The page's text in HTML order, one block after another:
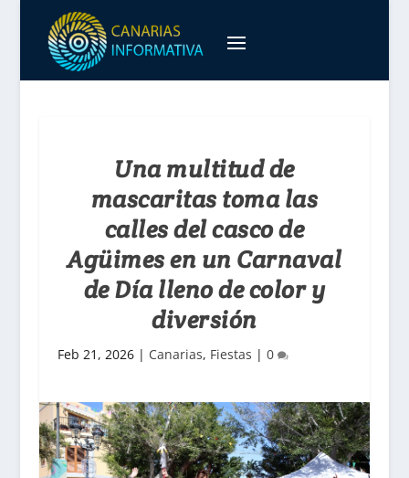
Una multitud de
mascaritas toma las
calles del casco de
Agüimes en un Carnaval
de Día lleno de color y
diversión
Feb 21, 2026| Canarias, Fiestas | 0